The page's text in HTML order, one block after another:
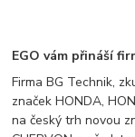
EGO vám přináší
Firma BG Technik,
značek HONDA,
na český trh novou